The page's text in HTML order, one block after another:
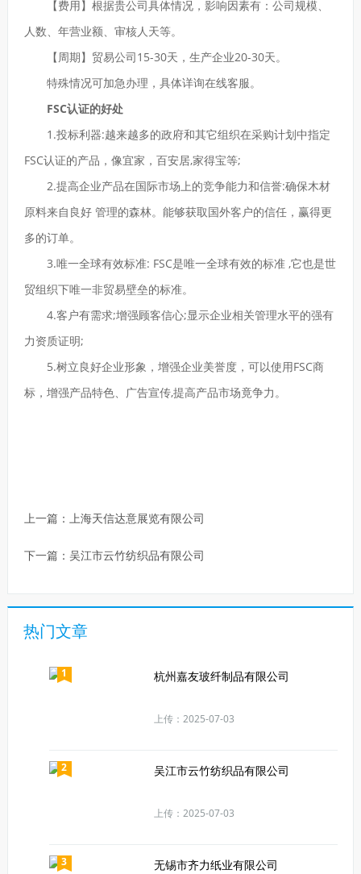
【费用】根据贵公司具体情况，影响因素有：公司规模、
人数、年营业额、审核人天等。
【周期】贸易公司15-30天，生产企业20-30天。
特殊情况可加急办理，具体详询在线客服。
FSC认证的好处
1.投标利器:越来越多的政府和其它组织在采购计划中指定
FSC认证的产品，像宜家，百安居,家得宝等;
2.提高企业产品在国际市场上的竞争能力和信誉:确保木材
原料来自良好 管理的森林。能够获取国外客户的信任，赢得更
多的订单。
3.唯一全球有效标准: FSC是唯一全球有效的标准 ,它也是世
贸组织下唯一非贸易壁垒的标准。
4.客户有需求;增强顾客信心;显示企业相关管理水平的强有
力资质证明;
5.树立良好企业形象，增强企业美誉度，可以使用FSC商
标，增强产品特色、广告宣传,提高产品市场竟争力。
上一篇： 上海天信达意展览有限公司
下一篇： 吴江市云竹纺织品有限公司
热门文章
1 杭州嘉友玻纤制品有限公司
上传：2025-07-03
2 吴江市云竹纺织品有限公司
上传：2025-07-03
3 无锡市齐力纸业有限公司